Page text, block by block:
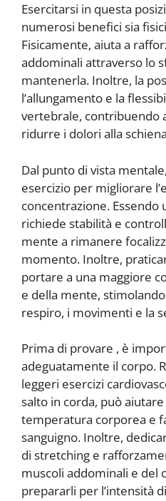
Esercitarsi in questa
numerosi benefici sia
Fisicamente, aiuta a
addominali attraverso lo
mantenerla. Inoltre, la
l’allungamento e la
vertebrale, contribuendo
ridurre i dolori alla
Dal punto di vista mentale,
esercizio per migliorare
concentrazione. Essendo
richiede stabilità e
mente a rimanere
momento. Inoltre,
portare a una maggiore
e della mente,
respiro, i movimenti e la
Prima di provare , è
adeguatamente il corpo.
leggeri esercizi
salto in corda, può
temperatura corporea e
sanguigno. Inoltre,
di stretching e
muscoli addominali e del
prepararli per l’intensità di